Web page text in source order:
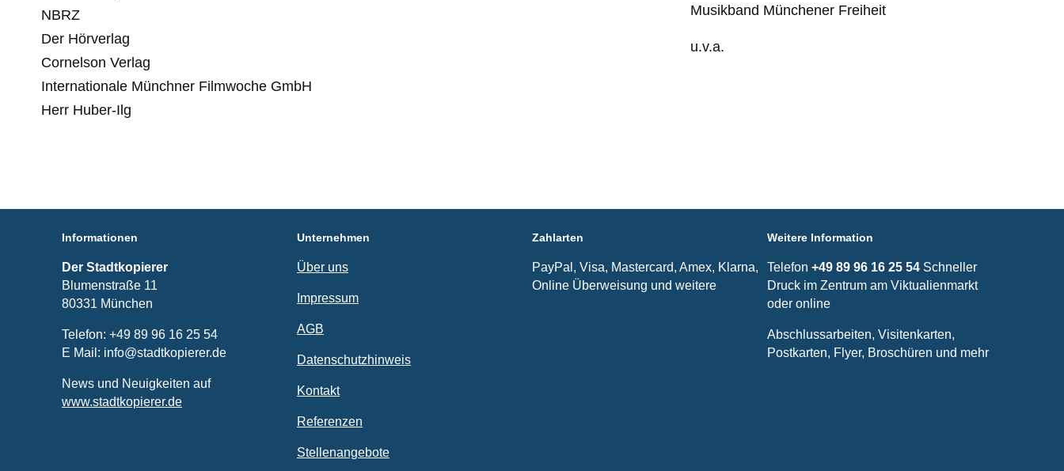
NBRZ
Der Hörverlag
Cornelson Verlag
Internationale Münchner Filmwoche GmbH
Herr Huber-Ilg
Musikband Münchener Freiheit
u.v.a.
Informationen
Der Stadtkopierer
Blumenstraße 11
80331 München
Telefon: +49 89 96 16 25 54
E Mail: info@stadtkopierer.de
News und Neuigkeiten auf
www.stadtkopierer.de
Unternehmen
Über uns
Impressum
AGB
Datenschutzhinweis
Kontakt
Referenzen
Stellenangebote
Zahlarten
PayPal, Visa, Mastercard, Amex, Klarna,
Online Überweisung und weitere
Weitere Information
Telefon +49 89 96 16 25 54 Schneller
Druck im Zentrum am Viktualienmarkt
oder online
Abschlussarbeiten, Visitenkarten,
Postkarten, Flyer, Broschüren und mehr